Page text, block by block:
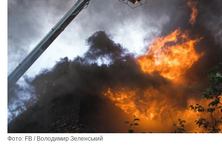
Фото: FB / Володимир Зеленський